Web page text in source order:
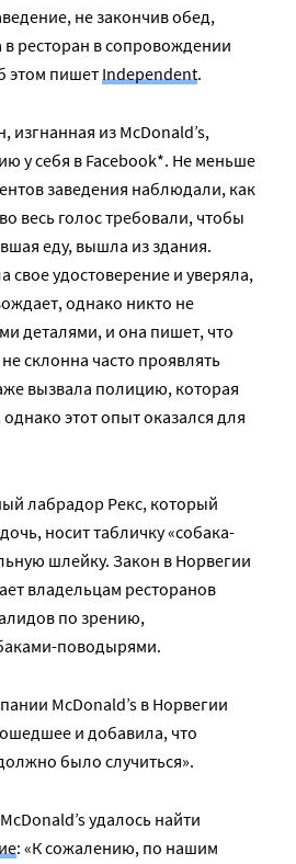
не закончив обед,
ресторан в сопровождении
этом пишетIndependent.
изгнанная из McDonald’s,
у себя в Facebook*. Не меньше
заведения наблюдали, как
весь голос требовали, чтобы
еду, вышла из здания.
удостоверение и уверяла,
однако никто не
деталями, и она пишет, что
склонна часто проявлять
вызвала полицию, которая
однако этот опыт оказался для
лабрадор Рекс, который
носит табличку «собака-
шлейку. Закон в Норвегии
владельцам ресторанов
по зрению,
поводырями.
McDonald’s в Норвегии
и добавила, что
было случиться».
удалось найти
: «К сожалению, по нашим